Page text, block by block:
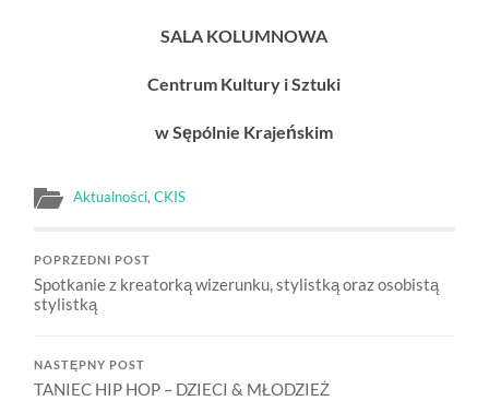
SALA KOLUMNOWA
Centrum Kultury i Sztuki
w Sępólnie Krajeńskim
Aktualności,CKIS
POPRZEDNI POST
Spotkanie z kreatorką wizerunku, stylistką oraz osobistą
stylistką
NASTĘPNY POST
TANIEC HIP HOP – DZIECI & MŁODZIEŻ